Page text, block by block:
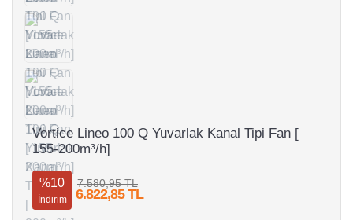
Vortice Lineo 100 Q Yuvarlak Kanal Tipi Fan [
155-200m³/h]
%10
İndirim
7.580,95 TL
6.822,85 TL